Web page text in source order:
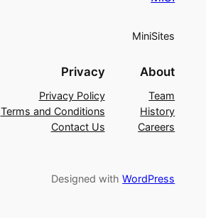
MiniSites
About
Team
History
Careers
Privacy
Privacy Policy
Terms and Conditions
Contact Us
Designed withWordPress